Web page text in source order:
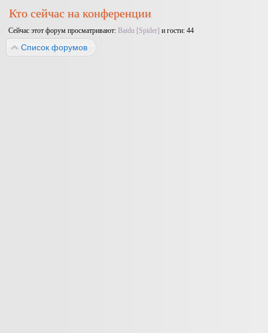
Кто сейчас на конференции
Сейчас этот форум просматривают: Baidu [Spider] и гости: 44
Список форумов